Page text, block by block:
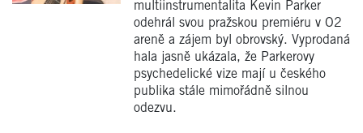
multiinstrumentalita Kevin Parker
odehrál svou pražskou premiéru v O2
areně a zájem byl obrovský. Vyprodaná
hala jasně ukázala, že Parkerovy
psychedelické vize mají u českého
publika stále mimořádně silnou
odezvu.